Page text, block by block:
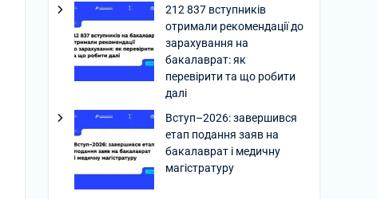
212 837 вступників
отримали рекомендації до
зарахування на
бакалаврат: як
перевірити та що робити
далі
Вступ–2026: завершився
етап подання заяв на
бакалаврат і медичну
магістратуру